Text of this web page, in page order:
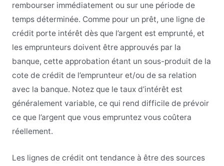
rembourser immédiatement ou sur une période de
temps déterminée. Comme pour un prêt, une ligne de
crédit porte intérêt dès que l’argent est emprunté, et
les emprunteurs doivent être approuvés par la
banque, cette approbation étant un sous-produit de la
cote de crédit de l’emprunteur et/ou de sa relation
avec la banque. Notez que le taux d’intérêt est
généralement variable, ce qui rend difficile de prévoir
ce que l’argent que vous empruntez vous coûtera
réellement.
Les lignes de crédit ont tendance à être des sources